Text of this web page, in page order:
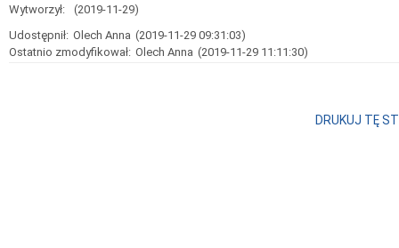
Wytworzył:
(2019-11-29)
Udostępnił: Olech Anna (2019-11-29 09:31:03)
Ostatnio zmodyfikował: Olech Anna (2019-11-29 11:11:30)
DRUKUJ TĘ